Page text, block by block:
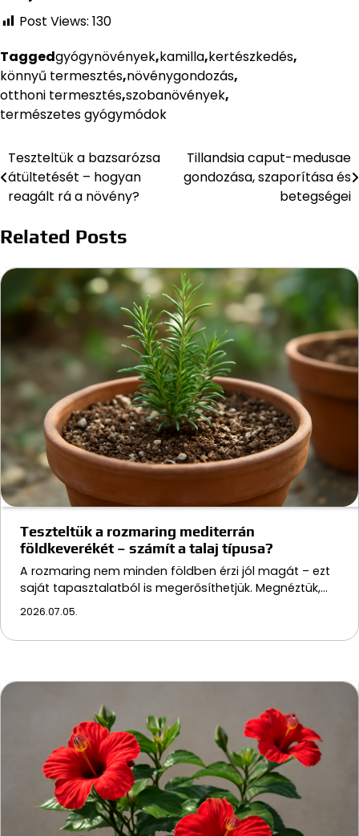
Post Views: 130
Taggedgyógynövények,kamilla,kertészkedés,
könnyű termesztés,növénygondozás,
otthoni termesztés,szobanövények,
természetes gyógymódok
Bejegyzés
navigáció
Teszteltük a bazsarózsa
átültetését – hogyan
reagált rá a növény?
Tillandsia caput-medusae
gondozása, szaporítása és
betegségei
Related Posts
Teszteltük a rozmaring mediterrán
földkeverékét – számít a talaj típusa?
A rozmaring nem minden földben érzi jól magát – ezt
saját tapasztalatból is megerősíthetjük. Megnéztük,…
2026.07.05.